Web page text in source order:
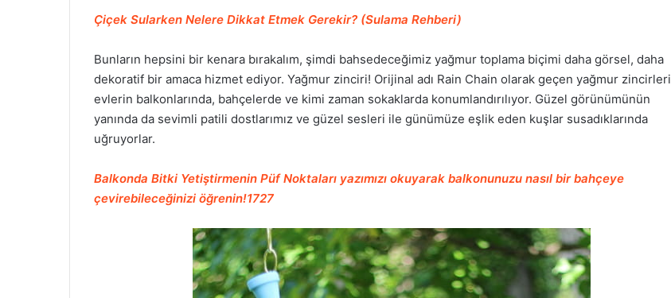
Çiçek Sularken Nelere Dikkat Etmek Gerekir? (Sulama Rehberi)
Bunların hepsini bir kenara bırakalım, şimdi bahsedeceğimiz yağmur toplama biçimi daha görsel, daha
dekoratif bir amaca hizmet ediyor. Yağmur zinciri! Orijinal adı Rain Chain olarak geçen yağmur zincirleri
evlerin balkonlarında, bahçelerde ve kimi zaman sokaklarda konumlandırılıyor. Güzel görünümünün
yanında da sevimli patili dostlarımız ve güzel sesleri ile günümüze eşlik eden kuşlar susadıklarında
uğruyorlar.
Balkonda Bitki Yetiştirmenin Püf Noktaları yazımızı okuyarak balkonunuzu nasıl bir bahçeye
çevirebileceğinizi öğrenin!1727